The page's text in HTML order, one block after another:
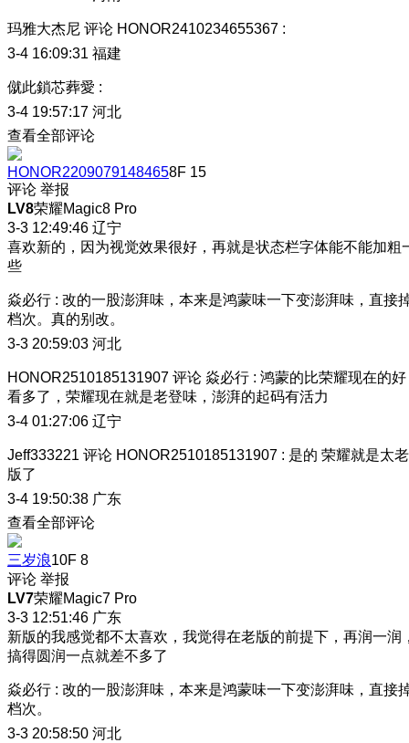
玛雅大杰尼 评论 HONOR2410234655367 :
3-4 16:09:31 福建
僦此鎖芯葬愛 :
3-4 19:57:17 河北
查看全部评论
HONOR22090791484658F 15
评论 举报
LV8荣耀Magic8 Pro
3-3 12:49:46 辽宁
喜欢新的，因为视觉效果很好，再就是状态栏字体能不能加粗
些
焱必行 : 改的一股澎湃味，本来是鸿蒙味一下变澎湃味，直接
档次。真的别改。
3-3 20:59:03 河北
HONOR2510185131907 评论 焱必行 : 鸿蒙的比荣耀现在的好
看多了，荣耀现在就是老登味，澎湃的起码有活力
3-4 01:27:06 辽宁
Jeff333221 评论 HONOR2510185131907 : 是的 荣耀就是太老
版了
3-4 19:50:38 广东
查看全部评论
三岁浪10F 8
评论 举报
LV7荣耀Magic7 Pro
3-3 12:51:46 广东
新版的我感觉都不太喜欢，我觉得在老版的前提下，再润一润
搞得圆润一点就差不多了
焱必行 : 改的一股澎湃味，本来是鸿蒙味一下变澎湃味，直接
档次。
3-3 20:58:50 河北